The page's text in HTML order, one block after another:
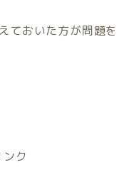
ておいた方が問題を
ク